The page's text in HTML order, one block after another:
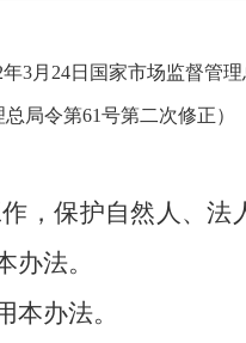
3月24日国家市场监督管
局令第61号第二次修正）
，保护自然人、
法。
办法。